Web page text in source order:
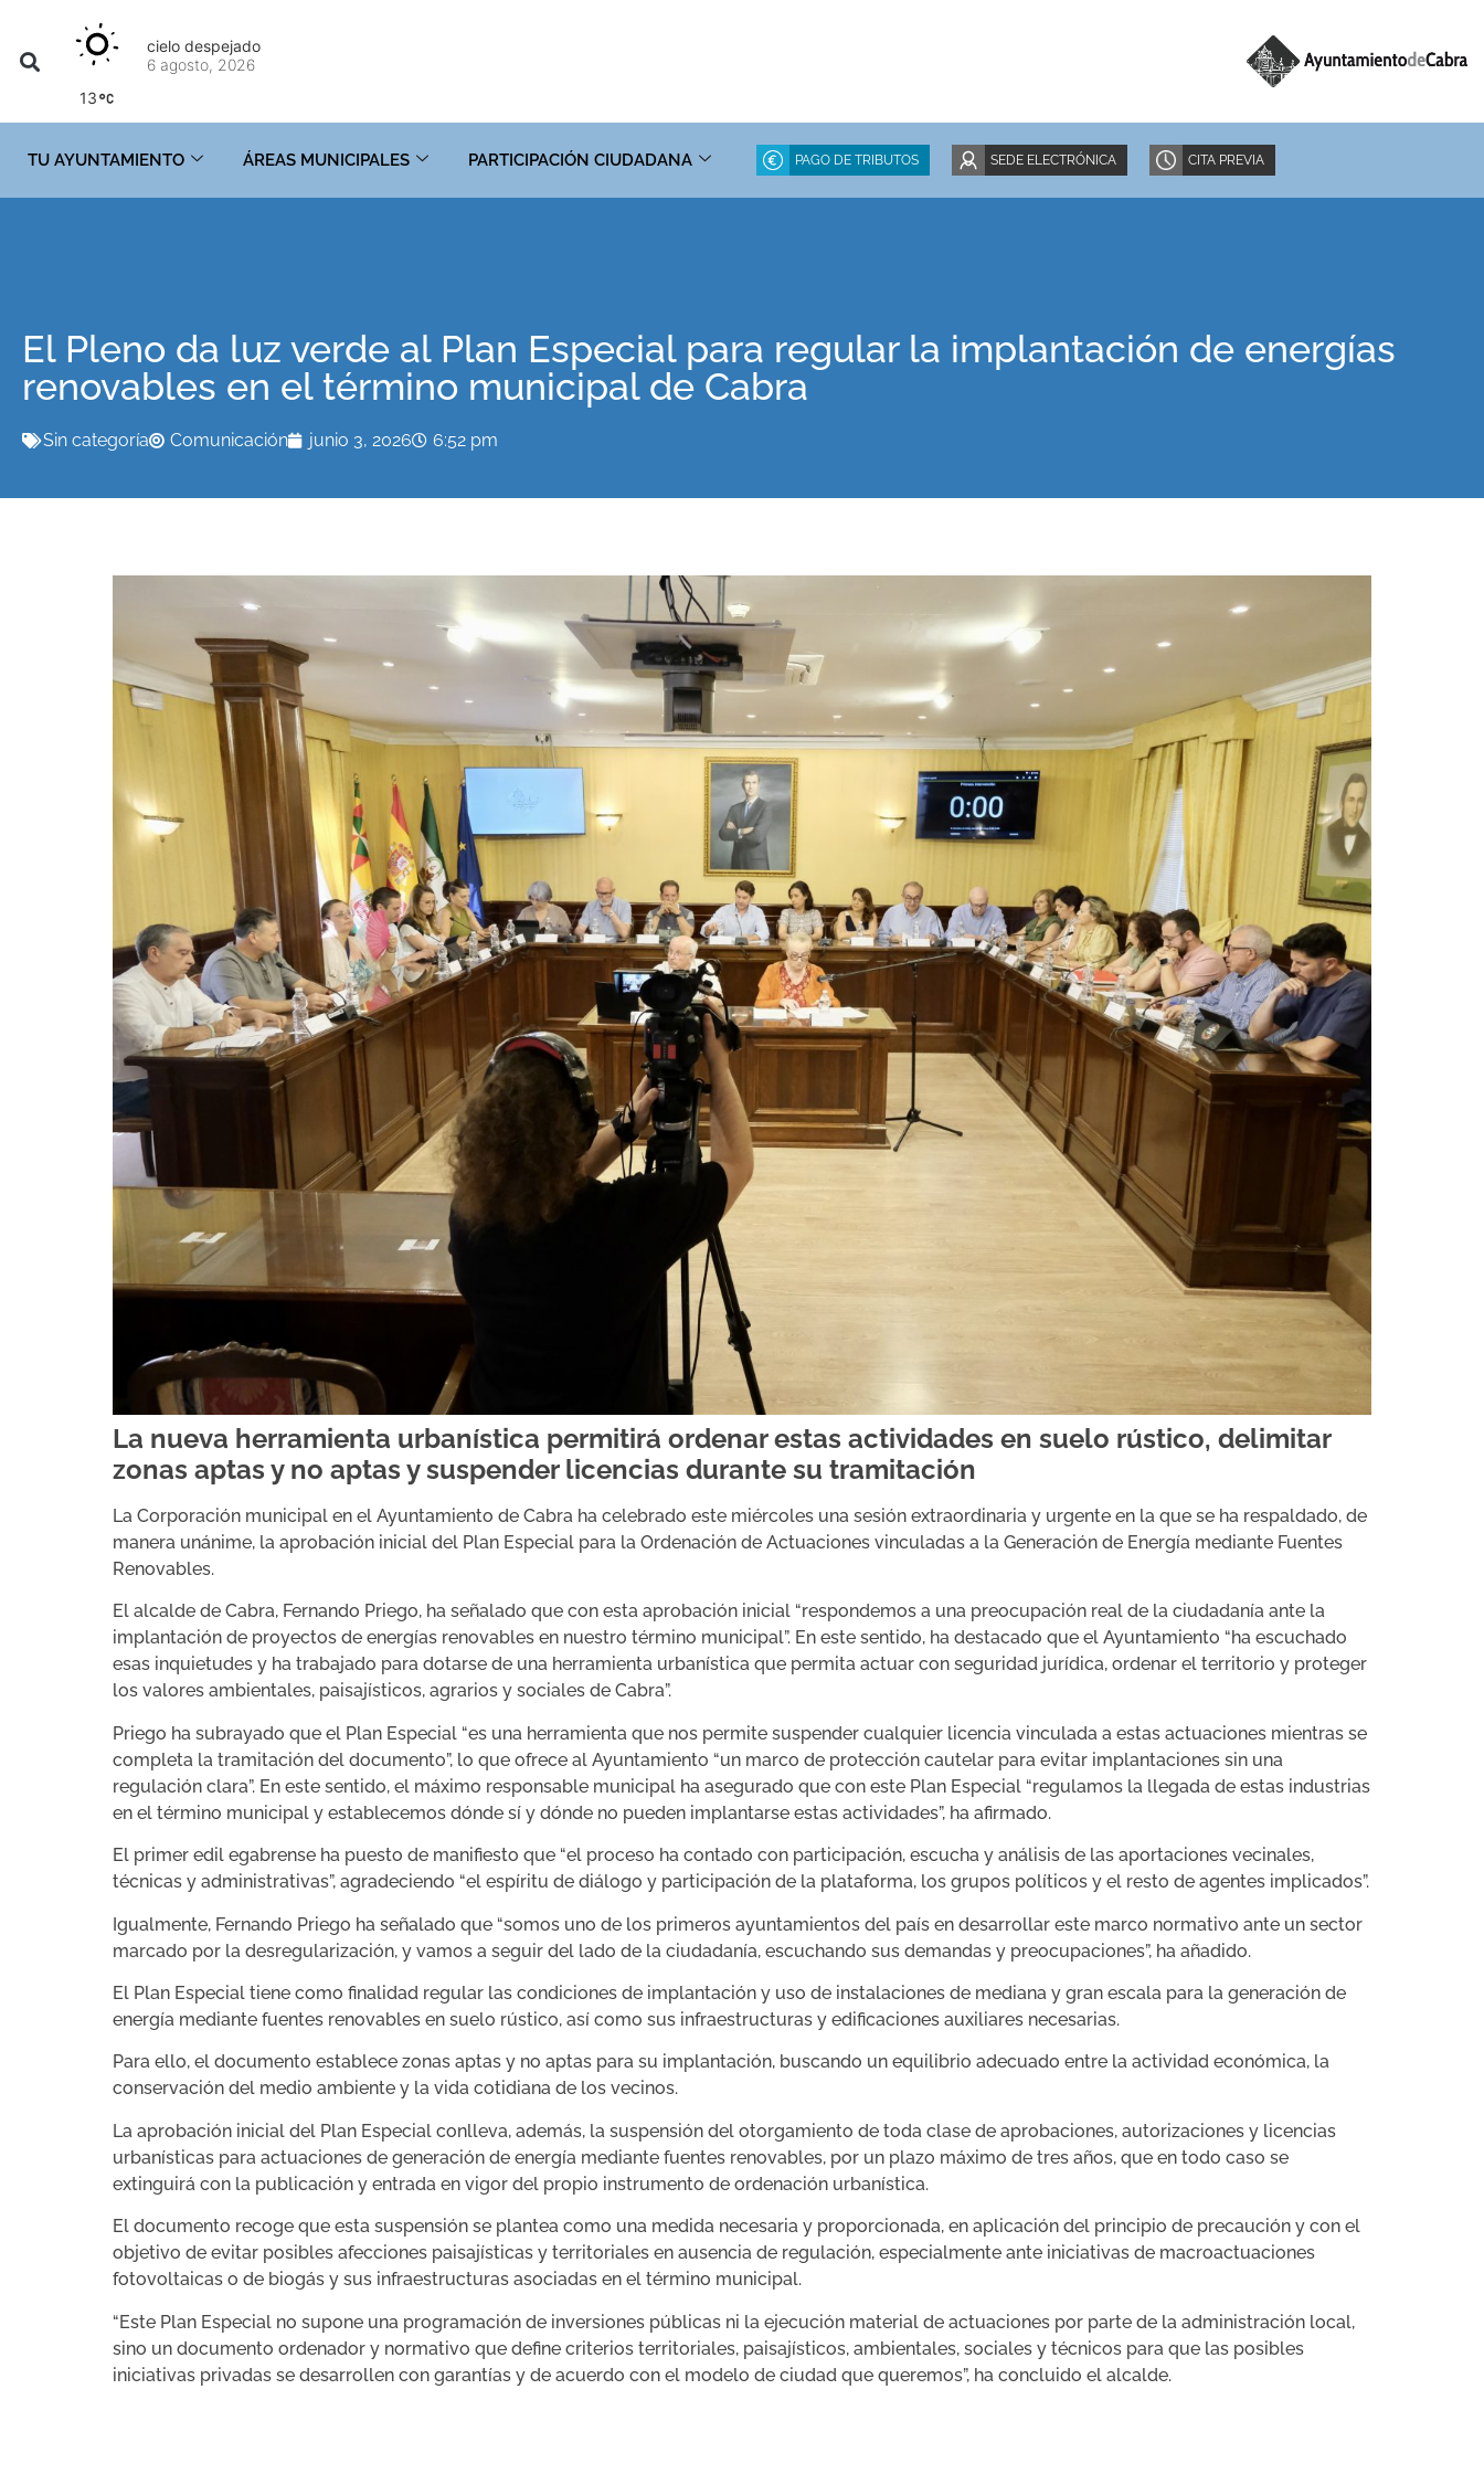
13
cielo despejado
6 agosto, 2026
TU AYUNTAMIENTO ÁREAS MUNICIPALES PARTICIPACIÓN CIUDADANA PAGO DE TRIBUTOS SEDE ELECTRÓNICA CITA PREVIA
El Pleno da luz verde al Plan Especial para regular la implantación de energías
renovables en el término municipal de Cabra
Sin categoría Comunicación junio 3, 2026 6:52 pm
La nueva herramienta urbanística permitirá ordenar estas actividades en suelo rústico, delimitar
zonas aptas y no aptas y suspender licencias durante su tramitación
La Corporación municipal en el Ayuntamiento de Cabra ha celebrado este miércoles una sesión extraordinaria y urgente en la que se ha respaldado, de
manera unánime, la aprobación inicial del Plan Especial para la Ordenación de Actuaciones vinculadas a la Generación de Energía mediante Fuentes
Renovables.
El alcalde de Cabra, Fernando Priego, ha señalado que con esta aprobación inicial “respondemos a una preocupación real de la ciudadanía ante la
implantación de proyectos de energías renovables en nuestro término municipal”. En este sentido, ha destacado que el Ayuntamiento “ha escuchado
esas inquietudes y ha trabajado para dotarse de una herramienta urbanística que permita actuar con seguridad jurídica, ordenar el territorio y proteger
los valores ambientales, paisajísticos, agrarios y sociales de Cabra”.
Priego ha subrayado que el Plan Especial “es una herramienta que nos permite suspender cualquier licencia vinculada a estas actuaciones mientras se
completa la tramitación del documento”, lo que ofrece al Ayuntamiento “un marco de protección cautelar para evitar implantaciones sin una
regulación clara”. En este sentido, el máximo responsable municipal ha asegurado que con este Plan Especial “regulamos la llegada de estas industrias
en el término municipal y establecemos dónde sí y dónde no pueden implantarse estas actividades”, ha afirmado.
El primer edil egabrense ha puesto de manifiesto que “el proceso ha contado con participación, escucha y análisis de las aportaciones vecinales,
técnicas y administrativas”, agradeciendo “el espíritu de diálogo y participación de la plataforma, los grupos políticos y el resto de agentes implicados”.
Igualmente, Fernando Priego ha señalado que “somos uno de los primeros ayuntamientos del país en desarrollar este marco normativo ante un sector
marcado por la desregularización, y vamos a seguir del lado de la ciudadanía, escuchando sus demandas y preocupaciones”, ha añadido.
El Plan Especial tiene como finalidad regular las condiciones de implantación y uso de instalaciones de mediana y gran escala para la generación de
energía mediante fuentes renovables en suelo rústico, así como sus infraestructuras y edificaciones auxiliares necesarias.
Para ello, el documento establece zonas aptas y no aptas para su implantación, buscando un equilibrio adecuado entre la actividad económica, la
conservación del medio ambiente y la vida cotidiana de los vecinos.
La aprobación inicial del Plan Especial conlleva, además, la suspensión del otorgamiento de toda clase de aprobaciones, autorizaciones y licencias
urbanísticas para actuaciones de generación de energía mediante fuentes renovables, por un plazo máximo de tres años, que en todo caso se
extinguirá con la publicación y entrada en vigor del propio instrumento de ordenación urbanística.
El documento recoge que esta suspensión se plantea como una medida necesaria y proporcionada, en aplicación del principio de precaución y con el
objetivo de evitar posibles afecciones paisajísticas y territoriales en ausencia de regulación, especialmente ante iniciativas de macroactuaciones
fotovoltaicas o de biogás y sus infraestructuras asociadas en el término municipal.
“Este Plan Especial no supone una programación de inversiones públicas ni la ejecución material de actuaciones por parte de la administración local,
sino un documento ordenador y normativo que define criterios territoriales, paisajísticos, ambientales, sociales y técnicos para que las posibles
iniciativas privadas se desarrollen con garantías y de acuerdo con el modelo de ciudad que queremos”, ha concluido el alcalde.